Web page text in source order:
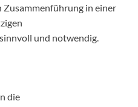
Zusammenführung in einer
und notwendig.
die